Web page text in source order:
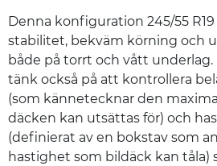
Denna konfiguration 245/55
stabilitet, bekväm körning och
både på torrt och vått
tänk också på att kontrollera
(som kännetecknar den
däcken kan utsättas för) och
(definierat av en bokstav som
hastighet som bildäck kan tåla)